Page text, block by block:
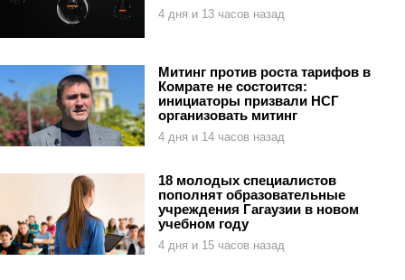
4 дня и 13 часов назад
Митинг против роста тарифов в
Комрате не состоится:
инициаторы призвали НСГ
организовать митинг
4 дня и 14 часов назад
18 молодых специалистов
пополнят образовательные
учреждения Гагаузии в новом
учебном году
4 дня и 15 часов назад